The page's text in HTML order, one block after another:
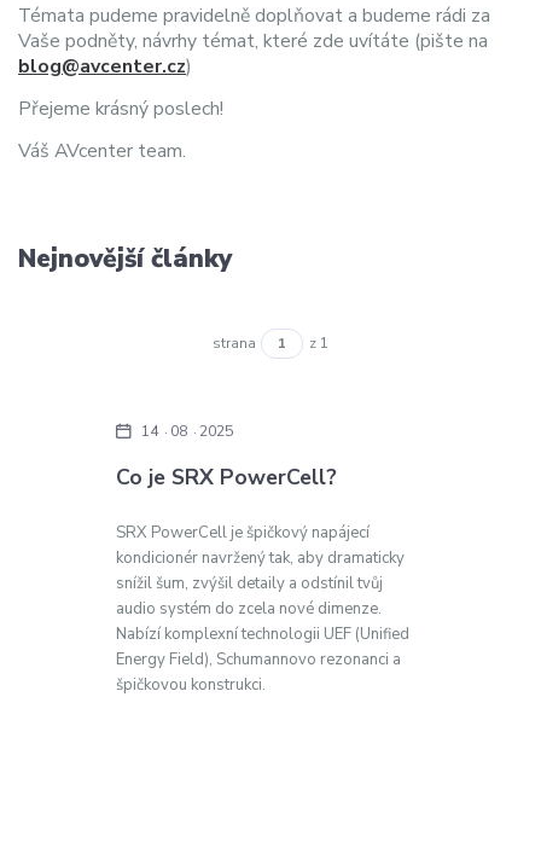
Témata pudeme pravidelně doplňovat a budeme rádi za
Vaše podněty, návrhy témat, které zde uvítáte (pište na
blog@avcenter.cz)
Přejeme krásný poslech!
Váš AVcenter team.
Nejnovější články
strana z 1
Co je SRX PowerCell?
14 08 2025
SRX PowerCell je špičkový napájecí
kondicionér navržený tak, aby dramaticky
snížil šum, zvýšil detaily a odstínil tvůj
audio systém do zcela nové dimenze.
Nabízí komplexní technologii UEF (Unified
Energy Field), Schumannovo rezonanci a
špičkovou konstrukci.